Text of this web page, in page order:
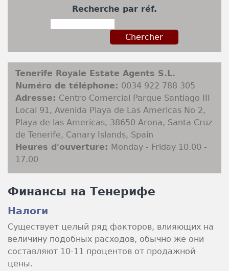
Recherche par réf.
Tenerife Royale Estate Agents S.L.
Numéro de téléphone: 0034 922 788 305
Adresse: Centro Comercial Parque Santiago III
Local 91, Avenida Playa de Las Americas No 2,
Playa de las Americas, 38650 Arona, Santa Cruz
de Tenerife, Canary Islands, Spain
Heures d'ouverture: Monday - Friday 10.00 -
17.00
Финансы на Тенерифе
Налоги
Существует целый ряд факторов, влияющих на
величину подобных расходов, обычно же они
составляют 10-11 процентов от продажной
цены.